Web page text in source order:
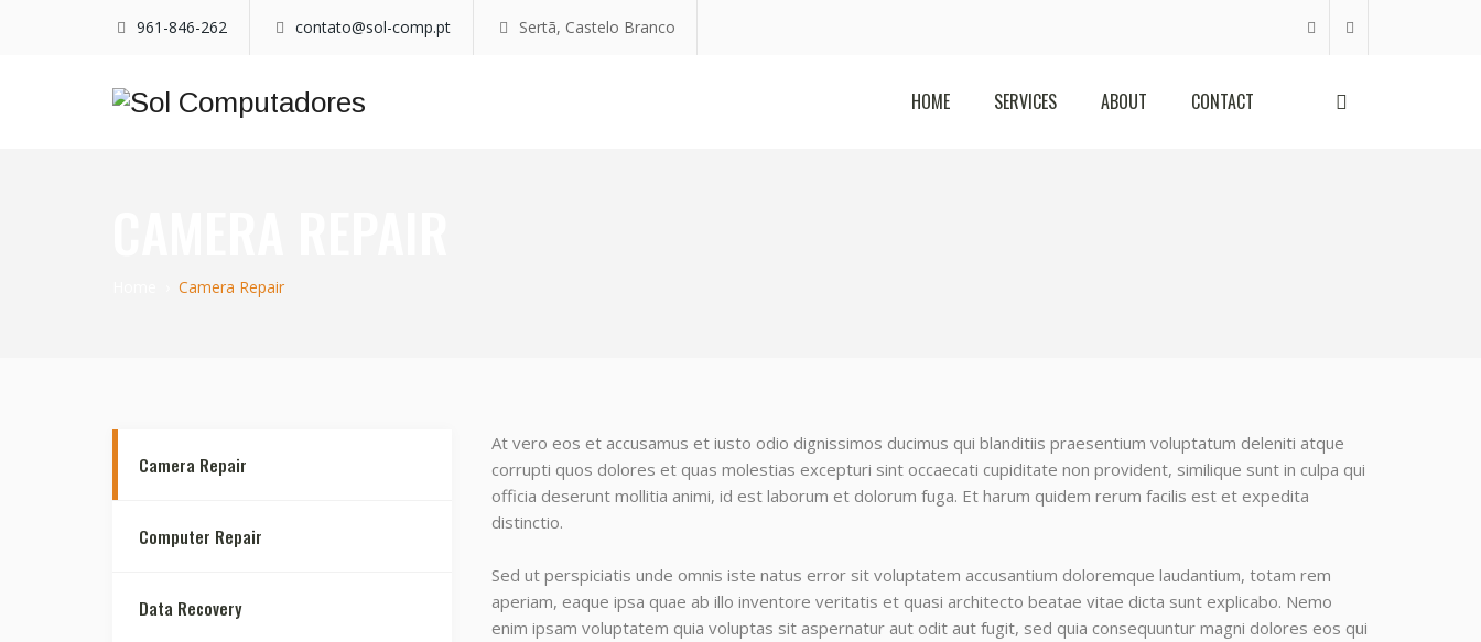
961-846-262 contato@sol-comp.pt Sertã, Castelo Branco
HOME SERVICES ABOUT CONTACT
Camera Repair
At vero eos et accusamus et iusto odio dignissimos ducimus qui blanditiis praesentium voluptatum deleniti atque
corrupti quos dolores et quas molestias excepturi sint occaecati cupiditate non provident, similique sunt in culpa qui
officia deserunt mollitia animi, id est laborum et dolorum fuga. Et harum quidem rerum facilis est et expedita
distinctio.
Sed ut perspiciatis unde omnis iste natus error sit voluptatem accusantium doloremque laudantium, totam rem
aperiam, eaque ipsa quae ab illo inventore veritatis et quasi architecto beatae vitae dicta sunt explicabo. Nemo
enim ipsam voluptatem quia voluptas sit aspernatur aut odit aut fugit, sed quia consequuntur magni dolores eos qui
Camera Repair
Computer Repair
Data Recovery